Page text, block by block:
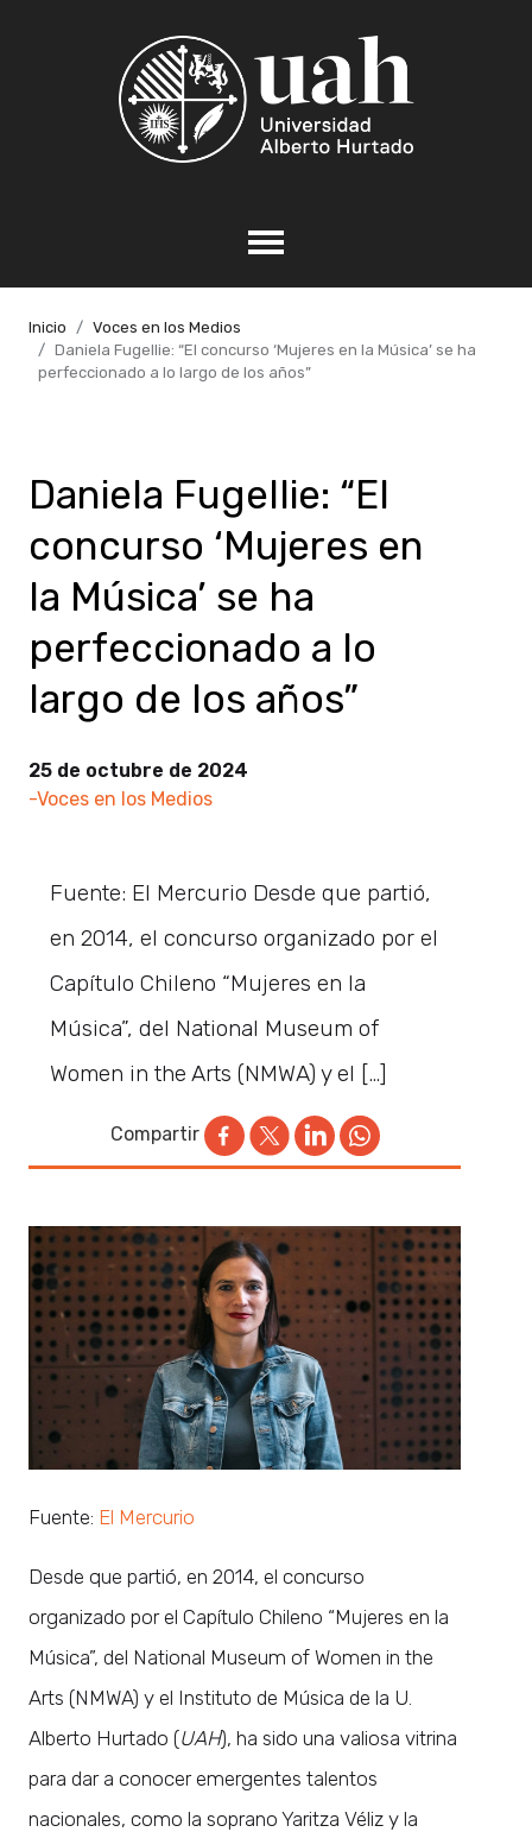
Inicio
Voces en los Medios
Daniela Fugellie: “El concurso ‘Mujeres en la Música’ se ha
perfeccionado a lo largo de los años”
Daniela Fugellie: “El
concurso ‘Mujeres en
la Música’ se ha
perfeccionado a lo
largo de los años”
25 de octubre de 2024
-Voces en los Medios
Fuente: El Mercurio Desde que partió,
en 2014, el concurso organizado por el
Capítulo Chileno “Mujeres en la
Música”, del National Museum of
Women in the Arts (NMWA) y el […]
Compartir
Fuente: El Mercurio
Desde que partió, en 2014, el concurso
organizado por el Capítulo Chileno “Mujeres en la
Música”, del National Museum of Women in the
Arts (NMWA) y el Instituto de Música de la U.
Alberto Hurtado (UAH), ha sido una valiosa vitrina
para dar a conocer emergentes talentos
nacionales, como la soprano Yaritza Véliz y la